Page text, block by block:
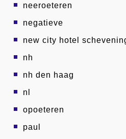
neeroeteren
negatieve
new city hotel
nh
nh den haag
nl
opoeteren
paul